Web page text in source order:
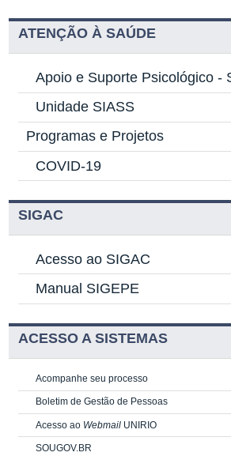
ATENÇÃO À SAÚDE
Apoio e Suporte Psicológico -
Unidade SIASS
Programas e Projetos
COVID-19
SIGAC
Acesso ao SIGAC
Manual SIGEPE
ACESSO A SISTEMAS
Acompanhe seu processo
Boletim de Gestão de Pessoas
Acesso ao Webmail UNIRIO
SOUGOV.BR